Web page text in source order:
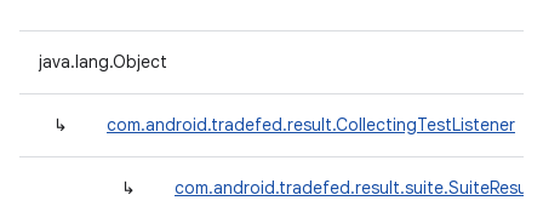
java.lang.Object
↳ com.android.tradefed.result.CollectingTestListener
↳